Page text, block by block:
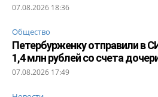
07.08.2026 18:36
Общество
Петербурженку отправили в
1,4 млн рублей со счета
07.08.2026 17:49